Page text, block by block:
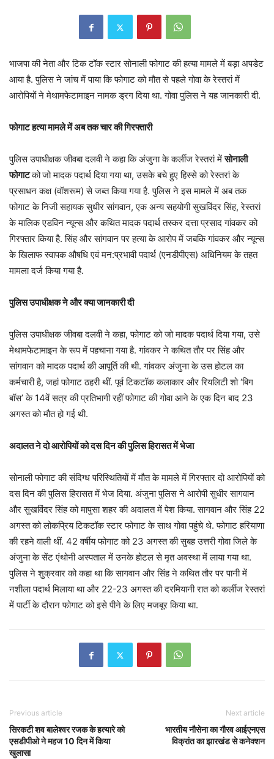
भाजपा की नेता और टिक टॉक स्टार सोनाली फोगाट की हत्या मामले में बड़ा अपडेट
आया है. पुलिस ने जांच में पाया कि फोगाट को मौत से पहले गोवा के रेस्तरां में
आरोपियों ने मेथामफेटामाइन नामक ड्रग दिया था. गोवा पुलिस ने यह जानकारी दी.
फोगाट हत्या मामले में अब तक चार की गिरफ्तारी
पुलिस उपाधीक्षक जीवबा दलवी ने कहा कि अंजुना के कर्लीज रेस्तरां मेंसोनाली
फोगाटकोजो मादक पदार्थ दिया गया था, उसके बचे हुए हिस्से को रेस्तरां के
प्रसाधन कक्ष (वॉशरूम) से जब्त किया गया है. पुलिस ने इस मामले में अब तक
फोगाट के निजी सहायक सुधीर सांगवान, एक अन्य सहयोगी सुखविंदर सिंह, रेस्तरां
के मालिक एडविन न्यून्स और कथित मादक पदार्थ तस्कर दत्ता प्रसाद गांवकर को
गिरफ्तार किया है. सिंह और सांगवान पर हत्या के आरोप में जबकि गांवकर और न्यून्स
के खिलाफ स्वापक औषधि एवं मन:प्रभावी पदार्थ (एनडीपीएस) अधिनियम के तहत
मामला दर्ज किया गया है.
पुलिस उपाधीक्षक ने और क्या जानकारी दी
पुलिस उपाधीक्षक जीवबा दलवी ने कहा, फोगाट को जो मादक पदार्थ दिया गया, उसे
मेथामफेटामाइन के रूप में पहचाना गया है. गांवकर ने कथित तौर पर सिंह और
सांगवान को मादक पदार्थ की आपूर्ति की थी. गांवकर अंजुना के उस होटल का
कर्मचारी है, जहां फोगाट ठहरी थीं. पूर्व टिकटॉक कलाकार और रियलिटी शो ‘बिग
बॉस’ के 14वें सत्र की प्रतिभागी रहीं फोगाट की गोवा आने के एक दिन बाद 23
अगस्त को मौत हो गई थी.
अदालत ने दो आरोपियों को दस दिन की पुलिस हिरासत में भेजा
सोनाली फोगाट की संदिग्ध परिस्थितियों में मौत के मामले में गिरफ्तार दो आरोपियों को
दस दिन की पुलिस हिरासत में भेज दिया. अंजुना पुलिस ने आरोपी सुधीर सागवान
और सुखविंदर सिंह को मापुसा शहर की अदालत में पेश किया. सागवान और सिंह 22
अगस्त को लोकप्रिय टिकटॉक स्टार फोगाट के साथ गोवा पहुंचे थे. फोगाट हरियाणा
की रहने वाली थीं. 42 वर्षीय फोगाट को 23 अगस्त की सुबह उत्तरी गोवा जिले के
अंजुना के सेंट एंथोनी अस्पताल में उनके होटल से मृत अवस्था में लाया गया था.
पुलिस ने शुक्रवार को कहा था कि सागवान और सिंह ने कथित तौर पर पानी में
नशीला पदार्थ मिलाया था और 22-23 अगस्त की दरमियानी रात को कर्लीज रेस्तरां
में पार्टी के दौरान फोगाट को इसे पीने के लिए मजबूर किया था.
Previous article
सिरकटी शव बालेश्वर रजक के हत्यारे को
एसडीपीओ ने महज 10 दिन में किया
खुलासा
Next article
भारतीय नौसेना का गौरव आईएनएस
विक्रांत का झारखंड से कनेक्शन